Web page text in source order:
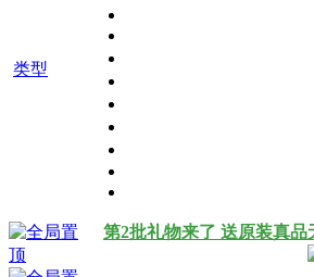
类型
第2批礼物来了 送原装真